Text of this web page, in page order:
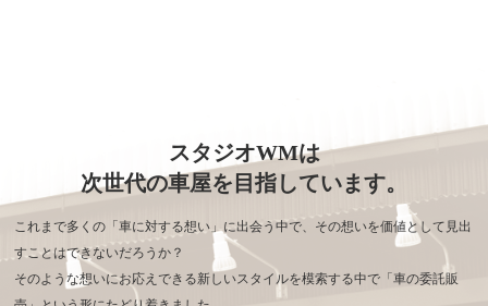
スタジオWMは
次世代の車屋を目指しています。
これまで多くの「車に対する想い」に出会う中で、その想いを価値として見出
すことはできないだろうか？
そのような想いにお応えできる新しいスタイルを模索する中で「車の委託販